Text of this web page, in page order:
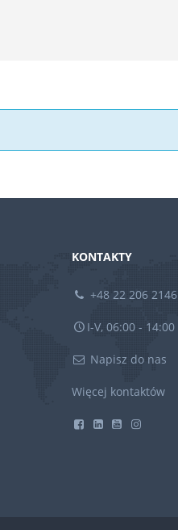
KONTAKTY
+48 22 206 2146
I-V, 06:00 - 14:00
Napisz do nas
Więcej kontaktów